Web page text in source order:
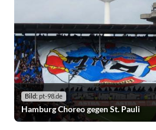
Bild: pt-98.de
Hamburg Choreo gegen St. Pauli